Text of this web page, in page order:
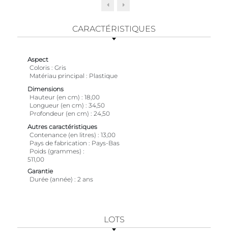
CARACTÉRISTIQUES
Aspect
Coloris Gris
Matériau principal
Plastique
Dimensions
Hauteur (en cm)
18,00
Longueur (en cm)
34,50
Profondeur (en cm)
24,50
Autres caractéristiques
Contenance (en litres)
13,00
Pays de fabrication
Pays-Bas
Poids (grammes)
511,00
Garantie
Durée (année)
2 ans
LOTS